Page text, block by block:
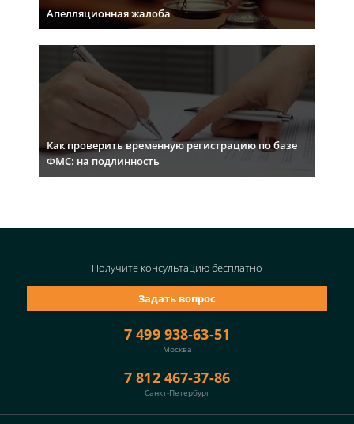
Апелляционная жалоба
Как проверить временную регистрацию по базе
ФМС: на подлинность
7 499 938-63-51
Москва
7 812 467-37-86
Санкт-Петербург
Задать вопрос
Получите консультациюбесплатно